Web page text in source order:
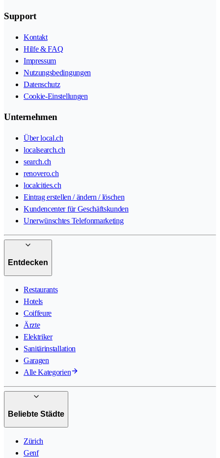
Support
Kontakt
Hilfe & FAQ
Impressum
Nutzungsbedingungen
Datenschutz
Cookie-Einstellungen
Unternehmen
Über local.ch
localsearch.ch
search.ch
renovero.ch
localcities.ch
Eintrag erstellen / ändern / löschen
Kundencenter für Geschäftskunden
Unerwünschtes Telefonmarketing
Entdecken
Restaurants
Hotels
Coiffeure
Ärzte
Elektriker
Sanitärinstallation
Garagen
Alle Kategorien
Beliebte Städte
Zürich
Genf